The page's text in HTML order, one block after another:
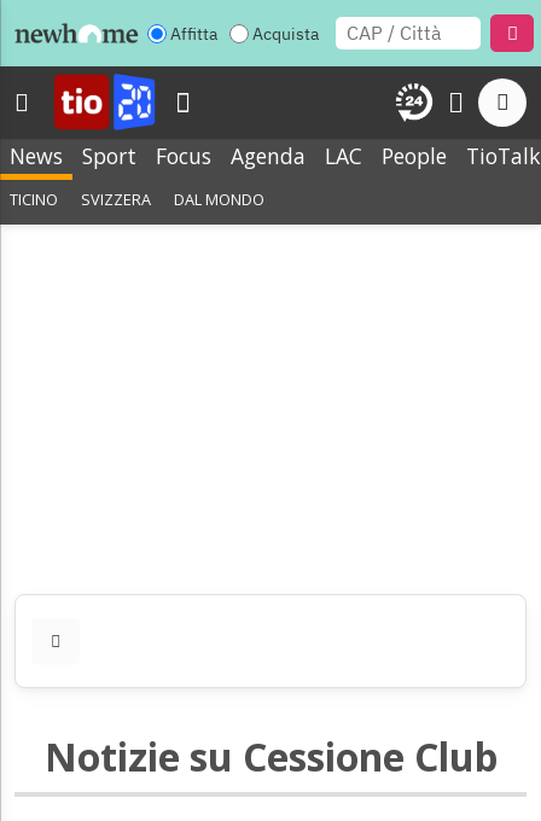
Affitta Acquista
News Sport Focus Agenda LAC People TioTalk
TICINO SVIZZERA DAL MONDO
Notizie su Cessione Club